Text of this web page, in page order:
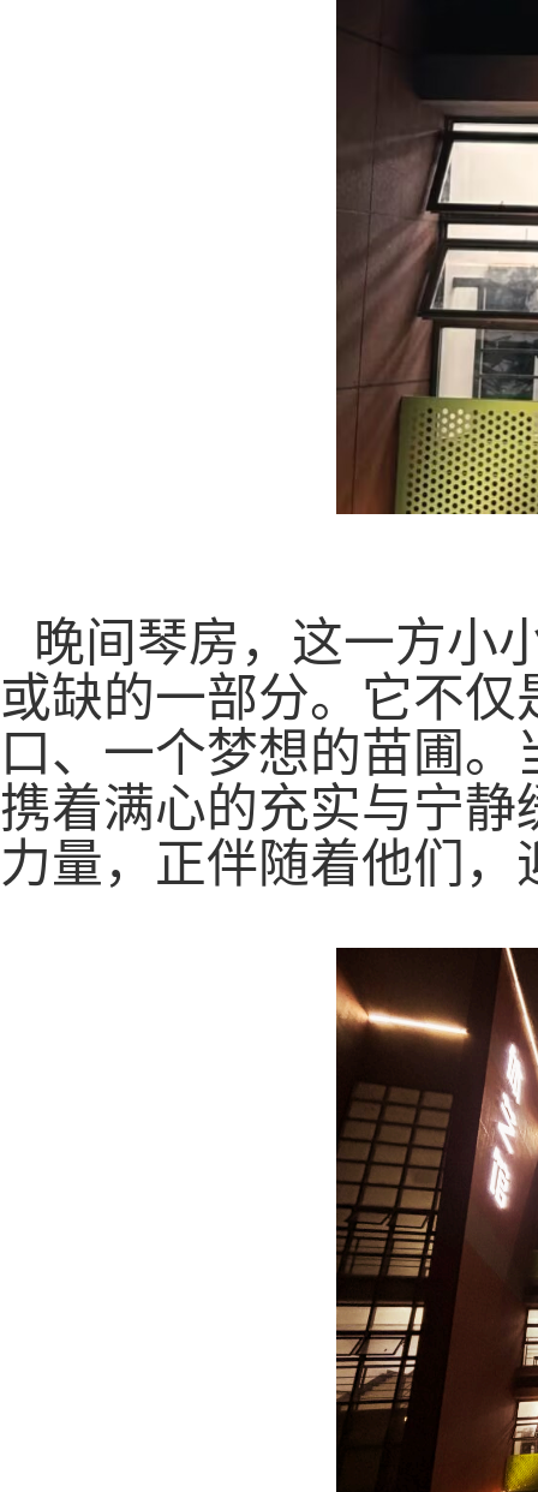
晚间琴房，这一方小
或缺的一部分。它不仅
口、一个梦想的苗圃 。
携着满心的充实与宁静
力量，正伴随着他们